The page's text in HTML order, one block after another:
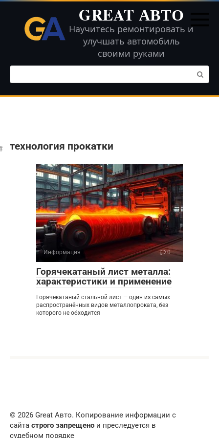
Перейти
контенту
GREAT АВТО
Научитесь ремонтировать и
улучшать автомобиль
своими руками
Поиск:
технология прокатки
Информация 0
Горячекатаный лист металла:
характеристики и применение
Горячекатаный стальной лист — один из самых
распространённых видов металлопроката, без
которого не обходится
© 2026 Great Авто. Копирование информации с
сайта строго запрещено и преследуется в
судебном порядке